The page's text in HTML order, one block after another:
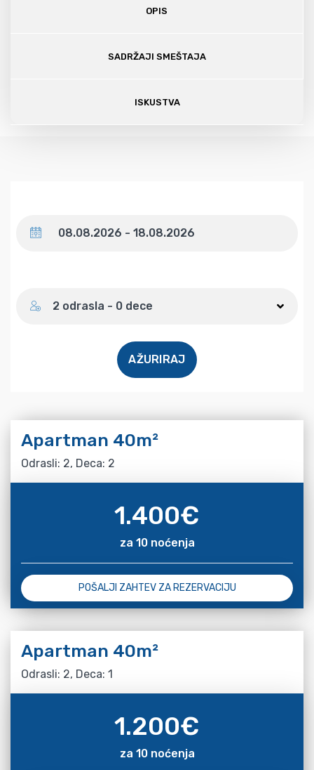
OPIS
SADRŽAJI SMEŠTAJA
ISKUSTVA
2 odrasla - 0 dece
AŽURIRAJ
Apartman 40m²
Odrasli: 2, Deca: 2
1.400€
za 10 noćenja
POŠALJI ZAHTEV ZA REZERVACIJU
Apartman 40m²
Odrasli: 2, Deca: 1
1.200€
za 10 noćenja